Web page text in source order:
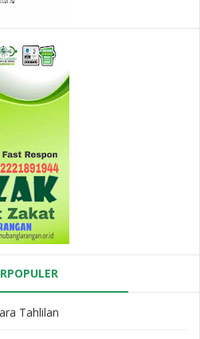
Tahlilan